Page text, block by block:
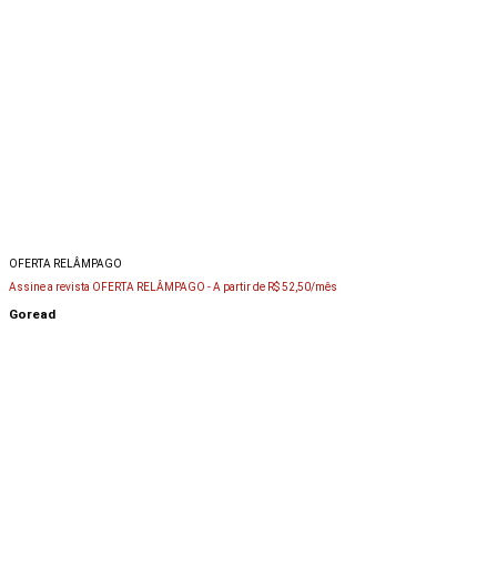
OFERTA RELÂMPAGO
Assine a revista OFERTA RELÂMPAGO -A partir de R$ 52,50/mês
Goread